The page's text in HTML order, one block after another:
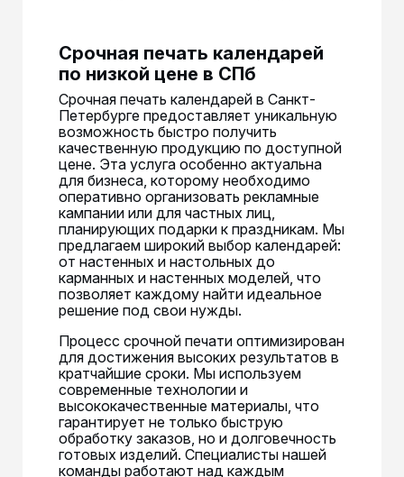
Срочная печать календарей
по низкой цене в СПб
Срочная печать календарей в Санкт-
Петербурге предоставляет уникальную
возможность быстро получить
качественную продукцию по доступной
цене. Эта услуга особенно актуальна
для бизнеса, которому необходимо
оперативно организовать рекламные
кампании или для частных лиц,
планирующих подарки к праздникам. Мы
предлагаем широкий выбор календарей:
от настенных и настольных до
карманных и настенных моделей, что
позволяет каждому найти идеальное
решение под свои нужды.
Процесс срочной печати оптимизирован
для достижения высоких результатов в
кратчайшие сроки. Мы используем
современные технологии и
высококачественные материалы, что
гарантирует не только быструю
обработку заказов, но и долговечность
готовых изделий. Специалисты нашей
команды работают над каждым